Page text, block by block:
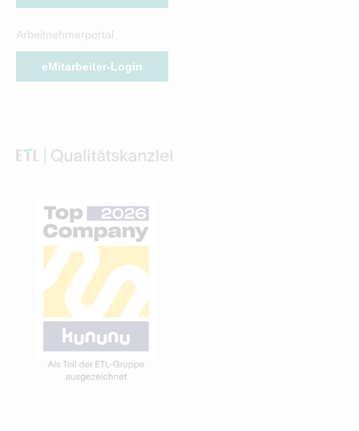
Arbeitnehmerportal
eMitarbeiter-Login